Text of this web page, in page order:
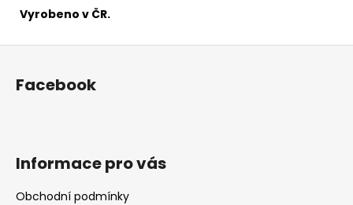
Vyrobeno v ČR.
Z
Facebook
Informace pro vás
Obchodní podmínky